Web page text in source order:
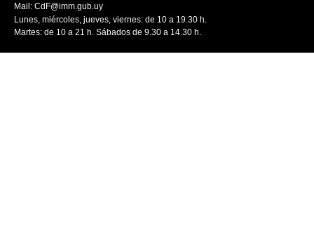
Mail: CdF@imm.gub.uy
Lunes, miércoles, jueves, viernes: de 10 a 19.30 h.
Martes: de 10 a 21 h. Sábados de 9.30 a 14.30 h.